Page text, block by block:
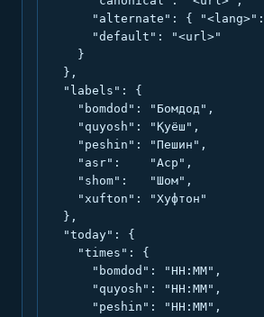
"alternate": {
      "default": "<url>"
    }
  },
  "labels": {
    "bomdod": "Бомдод",
    "quyosh": "Қуёш",
    "peshin": "Пешин",
    "asr":    "Аср",
    "shom":   "Шом",
    "xufton": "Хуфтон"
  },
  "today": {
    "times": {
      "bomdod": "HH:MM",
      "quyosh": "HH:MM",
      "peshin": "HH:MM",